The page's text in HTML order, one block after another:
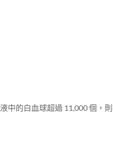
中的白血球超過 11,000 個，